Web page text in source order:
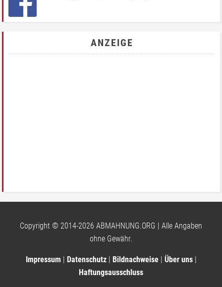
ANZEIGE
Copyright © 2014-2026 ABMAHNUNG.ORG | Alle Angaben
ohne Gewähr.
Impressum | Datenschutz| Bildnachweise| Über uns|
Haftungsausschluss